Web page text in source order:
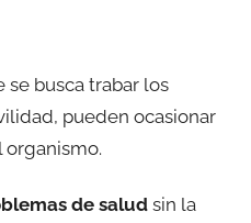
busca trabar los
pueden ocasionar
organismo.
de salud sin la